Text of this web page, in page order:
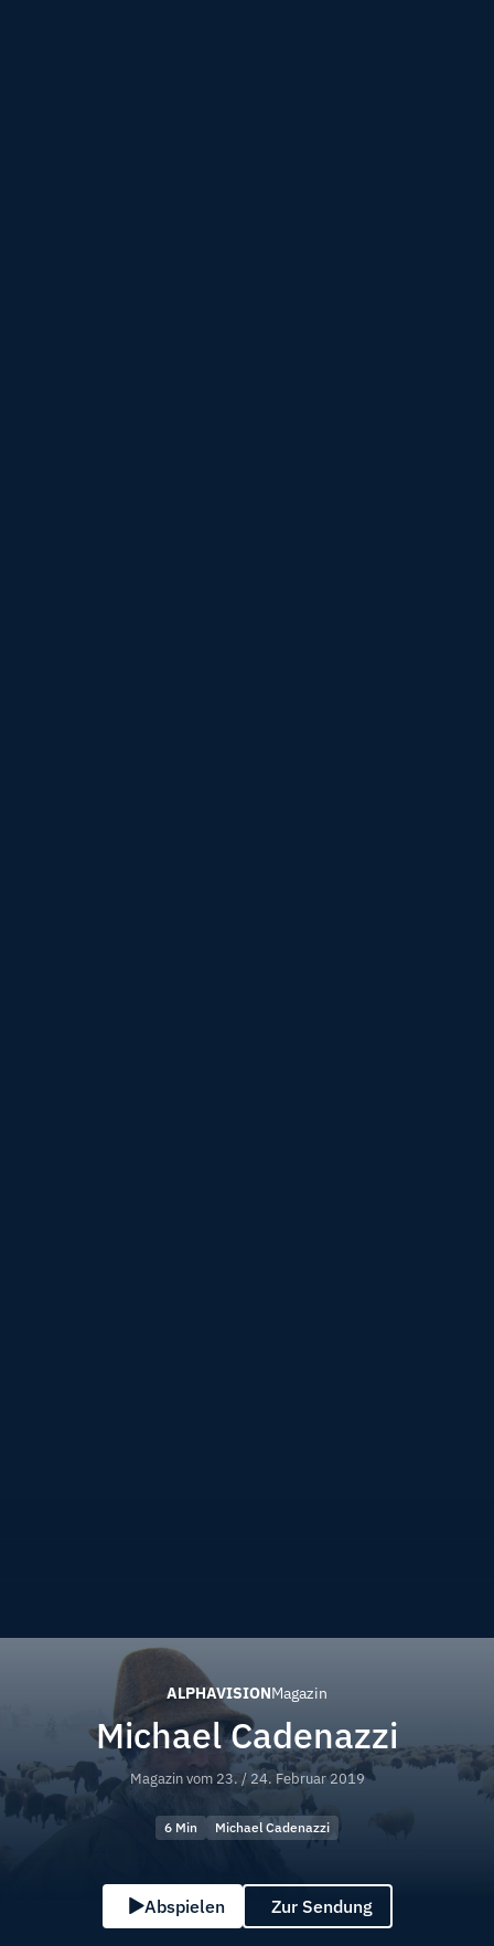
ALPHAVISIONMagazin
Michael Cadenazzi
Magazin vom 23. / 24. Februar 2019
6 Min Michael Cadenazzi
Abspielen Zur Sendung